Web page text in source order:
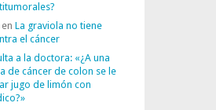
en La graviola no tiene
el cáncer
a la doctora: «¿A una
de cáncer de colon se le
jugo de limón con